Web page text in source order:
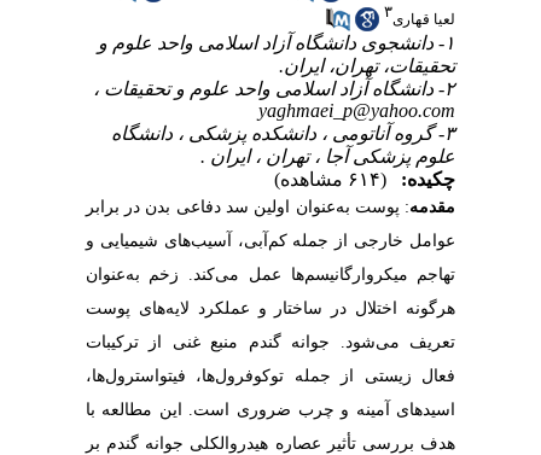
لعیا قهاری۳
۱- دانشجوی دانشگاه آزاد اسلامی واحد علوم و
تحقیقات، تهران، ایران.
۲- دانشگاه آزاد اسلامی واحد علوم و تحقیقات ،
yaghmaei_p@yahoo.com
۳- گروه آناتومی ، دانشکده پزشکی ، دانشگاه
علوم پزشکی آجا ، تهران ، ایران .
چکیده:
(۶۱۴ مشاهده)
مقدمه: پوست به‌عنوان اولین سد دفاعی بدن در برابر
عوامل خارجی از جمله کم‌آبی، آسیب‌های شیمیایی و
تهاجم میکروارگانیسم‌ها عمل می‌کند. زخم به‌عنوان
هرگونه اختلال در ساختار و عملکرد لایه‌های پوست
تعریف می‌شود. جوانه گندم منبع غنی از ترکیبات
فعال زیستی از جمله توکوفرول‌ها، فیتواسترول‌ها،
اسیدهای آمینه و چرب ضروری است. این مطالعه با
هدف بررسی تأثیر عصاره هیدروالکلی جوانه گندم بر